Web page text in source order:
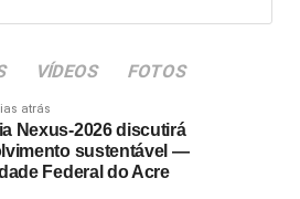
VÍDEOS FOTOS
atrás
Nexus-2026 discutirá
sustentável —
Federal do Acre